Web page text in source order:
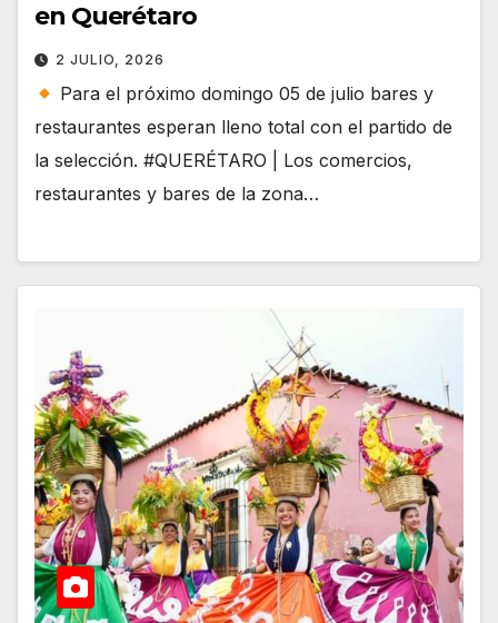
en Querétaro
2 JULIO, 2026
Para el próximo domingo 05 de julio bares y
restaurantes esperan lleno total con el partido de
la selección. #QUERÉTARO | Los comercios,
restaurantes y bares de la zona…